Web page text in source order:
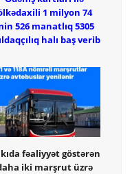
1 milyon 74
526 manatlıq 5305
halı baş verib
fəaliyyət göstərən
iki marşrut üzrə